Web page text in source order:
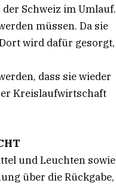
Schweiz im Umlauf.
müssen. Da sie
wird dafür gesorgt,
dass sie wieder
Kreislaufwirtschaft
und Leuchten sowie
über die Rückgabe,